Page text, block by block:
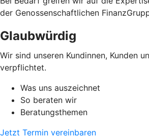
der Genossenschaftlichen
Glaubwürdig
Wir sind unseren Kundinnen, Kunden
verpflichtet.
Was uns auszeichnet
So beraten wir
Beratungsthemen
Jetzt Termin vereinbaren